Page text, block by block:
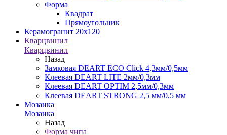
Форма
Квадрат
Прямоугольник
Керамогранит 20х120
Кварцвинил
Кварцвинил
Назад
Замковая DEART ECO Click 4,3мм/0,5мм
Клеевая DEART LITE 2мм/0,3мм
Клеевая DEART OPTIM 2,5мм/0,3мм
Клеевая DEART STRONG 2,5 мм/0,5 мм
Мозаика
Мозаика
Назад
Форма чипа